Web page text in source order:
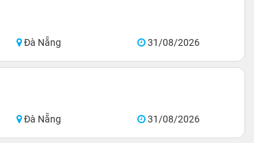
Đà Nẵng 31/08/2026
Đà Nẵng 31/08/2026